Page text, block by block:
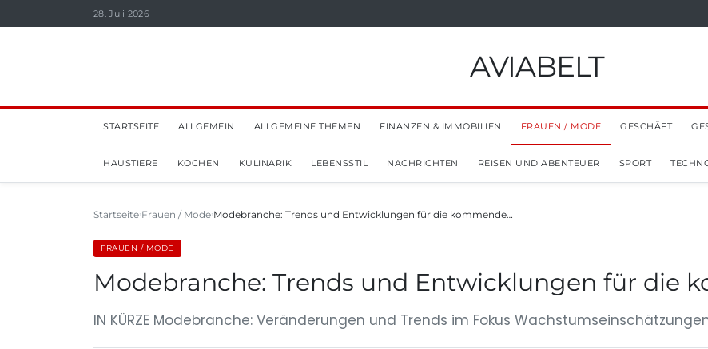
28. Juli 2026
AVIABELT
STARTSEITE ALLGEMEIN ALLGEMEINE THEMEN FINANZEN & IMMOBILIEN FRAUEN / MODE GESCHÄFT
HAUSTIERE KOCHEN KULINARIK LEBENSSTIL NACHRICHTEN REISEN UND ABENTEUER SPORT
Startseite Frauen / Mode Modebranche: Trends und Entwicklungen für die kommende…
FRAUEN / MODE
Modebranche: Trends und Entwicklungen für die
IN KÜRZE Modebranche: Veränderungen und Trends im Fokus